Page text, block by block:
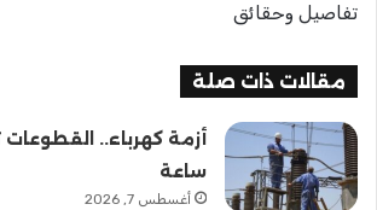
تفاصيل وحقائق
مقالات ذات صلة
ساعة
أغسطس 7, 2026